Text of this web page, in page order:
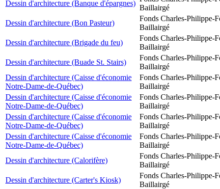
Dessin d'architecture (Banque d'épargnes)
Baillairgé
Dessin d'architecture (Bon Pasteur)
Fonds Charles-Philippe-
Baillairgé
Dessin d'architecture (Brigade du feu)
Fonds Charles-Philippe-
Baillairgé
Dessin d'architecture (Buade St. Stairs)
Fonds Charles-Philippe-
Baillairgé
Dessin d'architecture (Caisse d'économie
Notre-Dame-de-Québec)
Fonds Charles-Philippe-
Baillairgé
Dessin d'architecture (Caisse d'économie
Notre-Dame-de-Québec)
Fonds Charles-Philippe-
Baillairgé
Dessin d'architecture (Caisse d'économie
Notre-Dame-de-Québec)
Fonds Charles-Philippe-
Baillairgé
Dessin d'architecture (Caisse d'économie
Notre-Dame-de-Québec)
Fonds Charles-Philippe-
Baillairgé
Dessin d'architecture (Calorifère)
Fonds Charles-Philippe-
Baillairgé
Dessin d'architecture (Carter's Kiosk)
Fonds Charles-Philippe-
Baillairgé